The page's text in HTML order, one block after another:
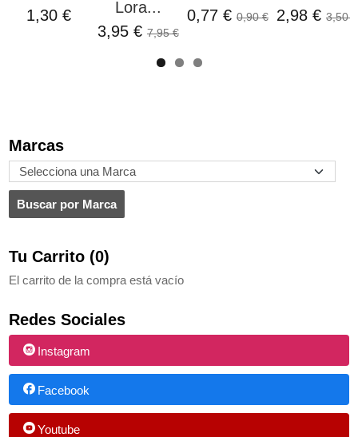
Marcas
Tu Carrito (0)
El carrito de la compra está vacío
Redes Sociales
Instagram
Facebook
Youtube
1,30 €
Lora...
3,95 € 7,95 €
0,77 € 0,90 €
2,98 € 3,50 €